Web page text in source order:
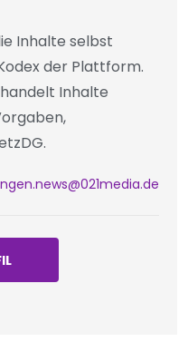
Inhalte selbst
der Plattform.
Inhalte